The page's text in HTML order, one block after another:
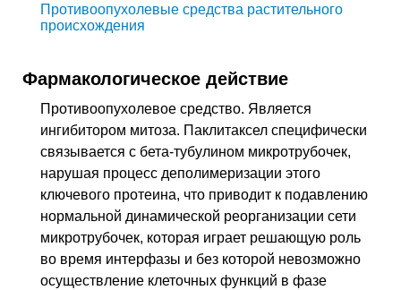
Противоопухолевые средства растительного
происхождения
Фармакологическое действие
Противоопухолевое средство. Является
ингибитором митоза. Паклитаксел специфически
связывается с бета-тубулином микротрубочек,
нарушая процесс деполимеризации этого
ключевого протеина, что приводит к подавлению
нормальной динамической реорганизации сети
микротрубочек, которая играет решающую роль
во время интерфазы и без которой невозможно
осуществление клеточных функций в фазе